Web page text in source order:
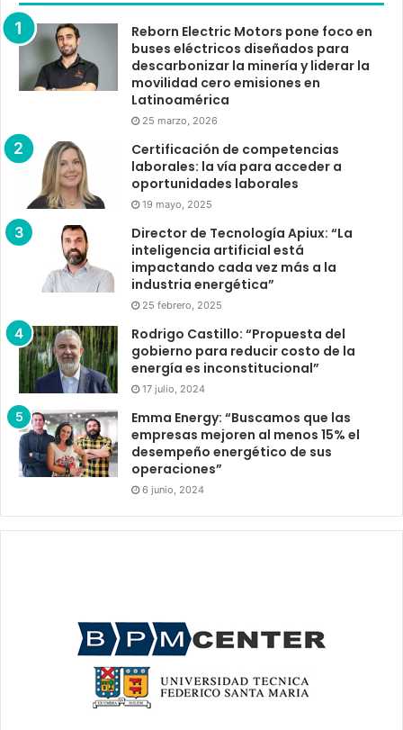
Reborn Electric Motors pone foco en
buses eléctricos diseñados para
descarbonizar la minería y liderar la
movilidad cero emisiones en
Latinoamérica
25 marzo, 2026
Certificación de competencias
laborales: la vía para acceder a
oportunidades laborales
19 mayo, 2025
Director de Tecnología Apiux: “La
inteligencia artificial está
impactando cada vez más a la
industria energética”
25 febrero, 2025
Rodrigo Castillo: “Propuesta del
gobierno para reducir costo de la
energía es inconstitucional”
17 julio, 2024
Emma Energy: “Buscamos que las
empresas mejoren al menos 15% el
desempeño energético de sus
operaciones”
6 junio, 2024